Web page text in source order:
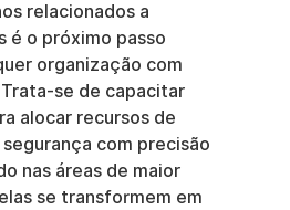
relacionados a
é o próximo passo
organização com
se de capacitar
alocar recursos de
com precisão
nas áreas de maior
se transformem em